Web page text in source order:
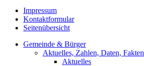
Impressum
Kontaktformular
Seitenübersicht
Gemeinde & Bürger
Aktuelles, Zahlen, Daten, Fakten
Aktuelles